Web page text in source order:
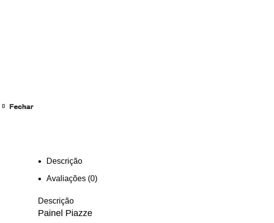
Descrição
Avaliações (0)
Descrição
Painel Piazze
Fechar
Fechar
Fechar
Fechar
Fechar
Fechar
Fechar
Fechar